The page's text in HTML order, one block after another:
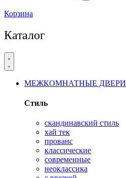
Корзина
Каталог
МЕЖКОМНАТНЫЕ ДВЕРИ
Стиль
скандинавский стиль
хай тек
прованс
классические
современные
неоклассика